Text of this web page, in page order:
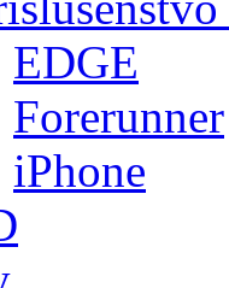
EDGE
Forerunner
iPhone